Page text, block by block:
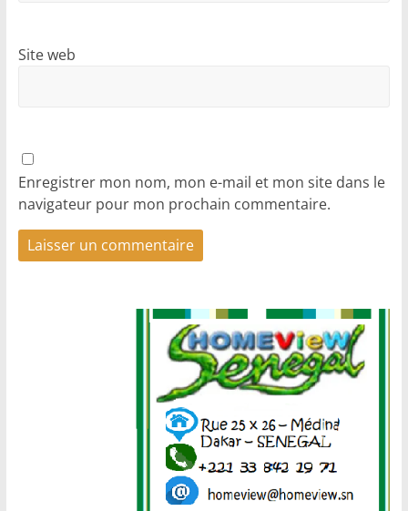
Site web
Enregistrer mon nom, mon e-mail et mon site dans le
navigateur pour mon prochain commentaire.